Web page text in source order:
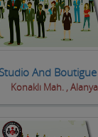
And
Konaklı Mah. , Alanya